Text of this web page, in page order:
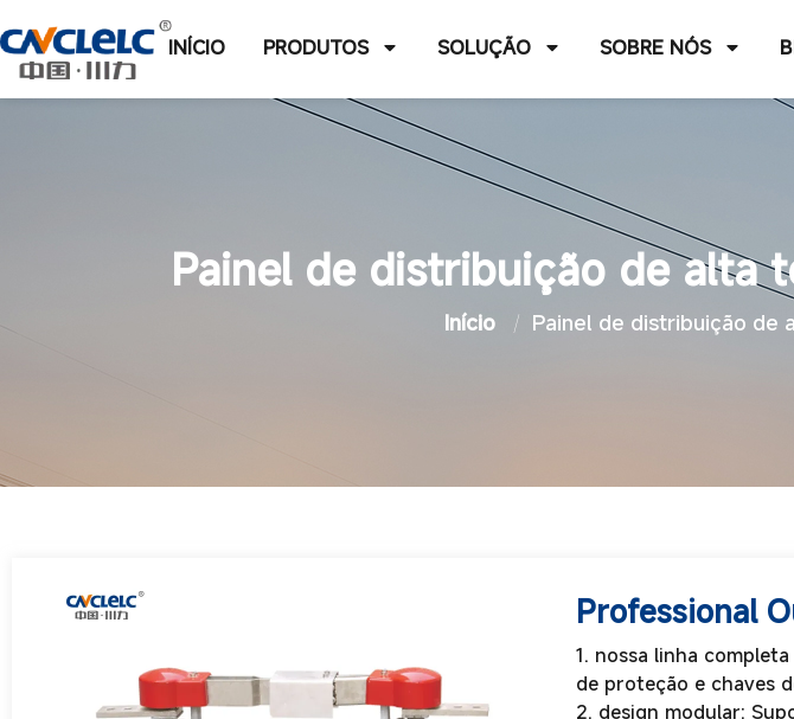
INÍCIO PRODUTOS SOLUÇÃO SOBRE NÓS
Painel de distribuição de alta
Início / Painel de distribuição de
Professional
1. nossa linha
de proteção e chaves
2. design modular: